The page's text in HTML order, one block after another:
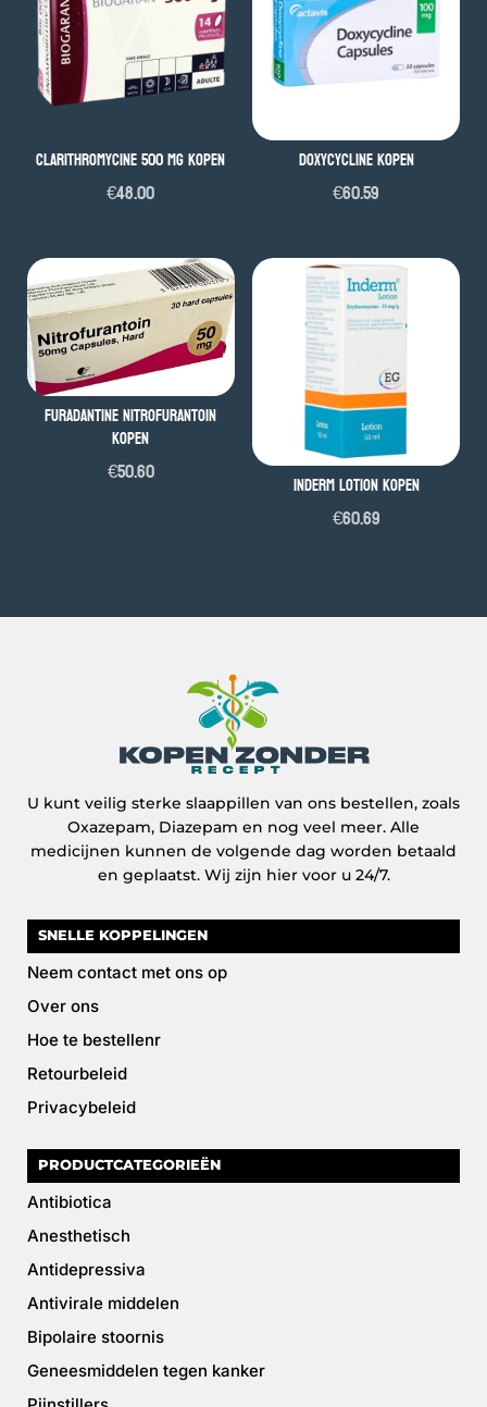
Clarithromycine 500 mg kopen
€48.00
Doxycycline kopen
€60.59
Furadantine Nitrofurantoin
kopen
€50.60 Inderm Lotion Kopen
€60.69
U kunt veilig sterke slaappillen van ons bestellen, zoals
Oxazepam, Diazepam en nog veel meer. Alle
medicijnen kunnen de volgende dag worden betaald
en geplaatst. Wij zijn hier voor u 24/7.
SNELLE KOPPELINGEN
Neem contact met ons op
Over ons
Hoe te bestellenr
Retourbeleid
Privacybeleid
PRODUCTCATEGORIEËN
Antibiotica
Anesthetisch
Antidepressiva
Antivirale middelen
Bipolaire stoornis
Geneesmiddelen tegen kanker